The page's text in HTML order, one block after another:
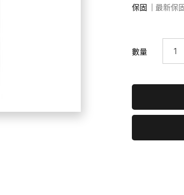
保固
最新保
數量